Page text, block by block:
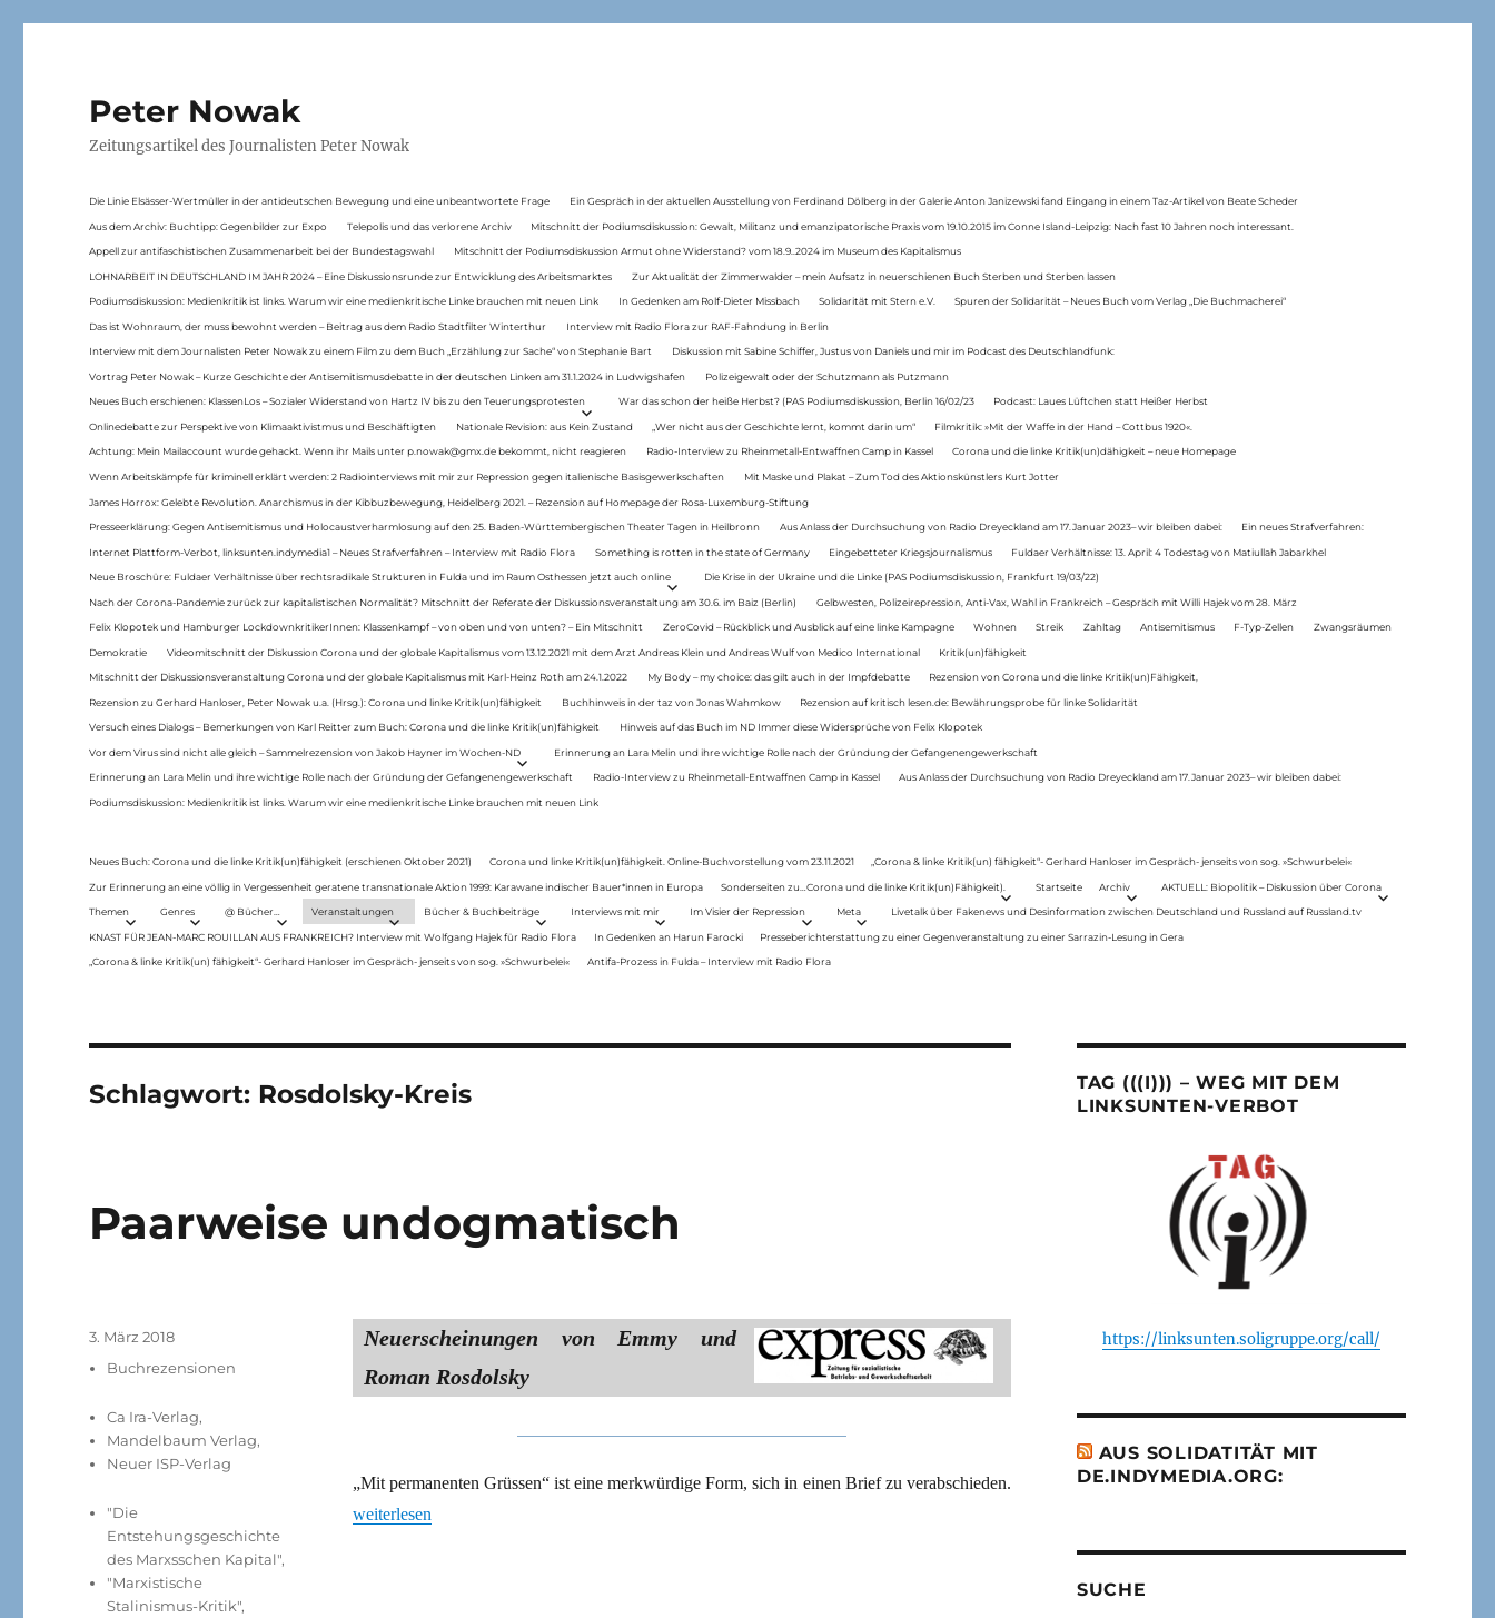
Peter Nowak
Zeitungsartikel des Journalisten Peter Nowak
Die Linie Elsässer-Wertmüller in der antideutschen Bewegung und eine unbeantwortete Frage Ein Gespräch in der aktuellen Ausstellung von Ferdinand Dölberg in der Galerie Anton Janizewski fand Eingang in einem Taz-Artikel von Beate Scheder
Aus dem Archiv: Buchtipp: Gegenbilder zur Expo Telepolis und das verlorene Archiv Mitschnitt der Podiumsdiskussion: Gewalt, Militanz und emanzipatorische Praxis vom 19.10.2015 im Conne Island-Leipzig: Nach fast 10 Jahren noch interessant.
Appell zur antifaschistischen Zusammenarbeit bei der Bundestagswahl Mitschnitt der Podiumsdiskussion Armut ohne Widerstand? vom 18.9..2024 im Museum des Kapitalismus
LOHNARBEIT IN DEUTSCHLAND IM JAHR 2024 – Eine Diskussionsrunde zur Entwicklung des Arbeitsmarktes Zur Aktualität der Zimmerwalder – mein Aufsatz in neuerschienen Buch Sterben und Sterben lassen
Podiumsdiskussion: Medienkritik ist links. Warum wir eine medienkritische Linke brauchen mit neuen Link In Gedenken am Rolf-Dieter Missbach Solidarität mit Stern e.V. Spuren der Solidarität – Neues Buch vom Verlag „Die Buchmacherei“
Das ist Wohnraum, der muss bewohnt werden – Beitrag aus dem Radio Stadtfilter Winterthur Interview mit Radio Flora zur RAF-Fahndung in Berlin
Interview mit dem Journalisten Peter Nowak zu einem Film zu dem Buch „Erzählung zur Sache“ von Stephanie Bart Diskussion mit Sabine Schiffer, Justus von Daniels und mir im Podcast des Deutschlandfunk:
Vortrag Peter Nowak – Kurze Geschichte der Antisemitismusdebatte in der deutschen Linken am 31.1.2024 in Ludwigshafen Polizeigewalt oder der Schutzmann als Putzmann
Neues Buch erschienen: KlassenLos – Sozialer Widerstand von Hartz IV bis zu den Teuerungsprotesten War das schon der heiße Herbst? (PAS Podiumsdiskussion, Berlin 16/02/23 Podcast: Laues Lüftchen statt Heißer Herbst
Onlinedebatte zur Perspektive von Klimaaktivistmus und Beschäftigten Nationale Revision: aus Kein Zustand „Wer nicht aus der Geschichte lernt, kommt darin um“ Filmkritik: »Mit der Waffe in der Hand – Cottbus 1920«.
Achtung: Mein Mailaccount wurde gehackt. Wenn ihr Mails unter p.nowak@gmx.de bekommt, nicht reagieren Radio-Interview zu Rheinmetall-Entwaffnen Camp in Kassel Corona und die linke Kritik(un)dähigkeit – neue Homepage
Wenn Arbeitskämpfe für kriminell erklärt werden: 2 Radiointerviews mit mir zur Repression gegen italienische Basisgewerkschaften Mit Maske und Plakat – Zum Tod des Aktionskünstlers Kurt Jotter
James Horrox: Gelebte Revolution. Anarchismus in der Kibbuzbewegung, Heidelberg 2021. – Rezension auf Homepage der Rosa-Luxemburg-Stiftung
Presseerklärung: Gegen Antisemitismus und Holocaustverharmlosung auf den 25. Baden-Württembergischen Theater Tagen in Heilbronn Aus Anlass der Durchsuchung von Radio Dreyeckland am 17.Januar 2023– wir bleiben dabei: Ein neues Strafverfahren:
Internet Plattform-Verbot, linksunten.indymedia1 – Neues Strafverfahren – Interview mit Radio Flora Something is rotten in the state of Germany Eingebetteter Kriegsjournalismus Fuldaer Verhältnisse: 13. April: 4 Todestag von Matiul­lah Jabarkhel
Neue Broschüre: Fuldaer Verhältnisse über rechtsradikale Strukturen in Fulda und im Raum Osthessen jetzt auch online Die Krise in der Ukraine und die Linke (PAS Podiumsdiskussion, Frankfurt 19/03/22)
Nach der Corona-Pandemie zurück zur kapitalistischen Normalität? Mitschnitt der Referate der Diskussionsveranstaltung am 30.6. im Baiz (Berlin) Gelbwesten, Polizeirepression, Anti-Vax, Wahl in Frankreich – Gespräch mit Willi Hajek vom 28. März
Felix Klopotek und Hamburger LockdownkritikerInnen: Klassenkampf – von oben und von unten? – Ein Mitschnitt ZeroCovid – Rückblick und Ausblick auf eine linke Kampagne Wohnen Streik Zahltag Antisemitismus F-Typ-Zellen Zwangsräumen
Demokratie Videomitschnitt der Diskussion Corona und der globale Kapitalismus vom 13.12.2021 mit dem Arzt Andreas Klein und Andreas Wulf von Medico International Kritik(un)fähigkeit
Mitschnitt der Diskussionsveranstaltung Corona und der globale Kapitalismus mit Karl-Heinz Roth am 24.1.2022 My Body – my choice: das gilt auch in der Impfdebatte Rezension von Corona und die linke Kritik(un)Fähigkeit,
Rezension zu Gerhard Hanloser, Peter Nowak u.a. (Hrsg.): Corona und linke Kritik(un)fähigkeit Buchhinweis in der taz von Jonas Wahmkow Rezension auf kritisch lesen.de: Bewährungsprobe für linke Solidarität
Versuch eines Dialogs – Bemerkungen von Karl Reitter zum Buch: Corona und die linke Kritik(un)fähigkeit Hinweis auf das Buch im ND Immer diese Widersprüche von Felix Klopotek
Vor dem Virus sind nicht alle gleich – Sammelrezension von Jakob Hayner im Wochen-ND Erinnerung an Lara Melin und ihre wichtige Rolle nach der Gründung der Gefangenengewerkschaft
Erinnerung an Lara Melin und ihre wichtige Rolle nach der Gründung der Gefangenengewerkschaft Radio-Interview zu Rheinmetall-Entwaffnen Camp in Kassel Aus Anlass der Durchsuchung von Radio Dreyeckland am 17.Januar 2023– wir bleiben dabei:
Podiumsdiskussion: Medienkritik ist links. Warum wir eine medienkritische Linke brauchen mit neuen Link
Neues Buch: Corona und die linke Kritik(un)fähigkeit (erschienen Oktober 2021) Corona und linke Kritik(un)fähigkeit. Online-Buchvorstellung vom 23.11.2021 „Corona & linke Kritik(un) fähigkeit“- Gerhard Hanloser im Gespräch- jenseits von sog. »Schwurbelei«
Zur Erinnerung an eine völlig in Vergessenheit geratene transnationale Aktion 1999: Karawane indischer Bauer*innen in Europa Sonderseiten zu…Corona und die linke Kritik(un)Fähigkeit). Startseite Archiv AKTUELL: Biopolitik – Diskussion über Corona
Themen Genres @ Bücher… Veranstaltungen Bücher & Buchbeiträge Interviews mit mir Im Visier der Repression Meta Livetalk über Fakenews und Desinformation zwischen Deutschland und Russland auf Russland.tv
KNAST FÜR JEAN-MARC ROUILLAN AUS FRANKREICH? Interview mit Wolfgang Hajek für Radio Flora In Gedenken an Harun Farocki Presseberichterstattung zu einer Gegenveranstaltung zu einer Sarrazin-Lesung in Gera
„Corona & linke Kritik(un) fähigkeit“- Gerhard Hanloser im Gespräch- jenseits von sog. »Schwurbelei« Antifa-Prozess in Fulda – Interview mit Radio Flora
Schlagwort: Rosdolsky-Kreis
Paarweise undogmatisch
Neuerscheinungen von Emmy und
Roman Rosdolsky
„Mit permanenten Grüssen“ ist eine merkwürdige Form, sich in einen Brief zu verabschieden.
„Paarweise undogmatisch“
weiterlesen
Veröffentlicht
3. März 2018
Kategorien
Buchrezensionen
Ca Ira-Verlag,
Mandelbaum Verlag,
Neuer ISP-Verlag
"Die
Entstehungsgeschichte
des Marxsschen Kapital",
"Marxistische
Stalinismus-Kritik",
TAG (((I))) – WEG MIT DEM
LINKSUNTEN-VERBOT
https://linksunten.soligruppe.org/call/
AUS SOLIDATITÄT MIT
DE.INDYMEDIA.ORG:
SUCHE